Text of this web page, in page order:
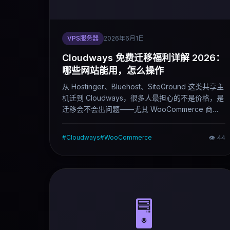
VPS服务器 2026年6月1日
Cloudways 免费迁移福利详解 2026：
哪些网站能用，怎么操作
从 Hostinger、Bluehost、SiteGround 这类共享主
机迁到 Cloudways，很多人最担心的不是价格，是
迁移会不会出问题——尤其 WooCommerce 商
的迁移政策说清楚，包括免费人工迁移怎么申请、
Migrator 插件怎么用、哪些情况适合哪种方式。
#Cloudways#WooCommerce 👁 44
🖥️